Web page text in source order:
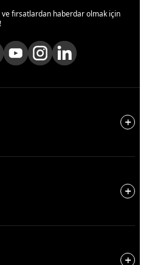
fırsatlardan haberdar olmak için